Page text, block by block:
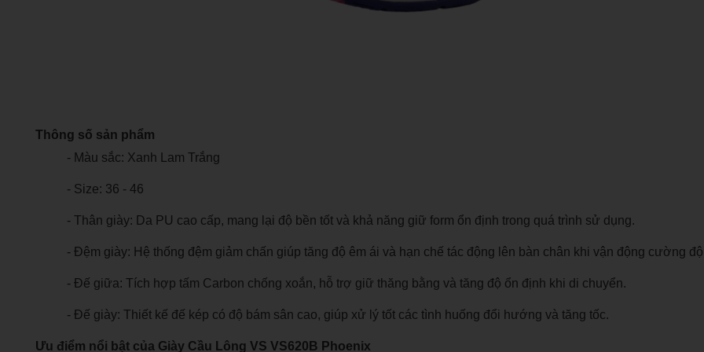
Thông số sản phẩm
- Màu sắc: Xanh Lam Trắng
- Size: 36 - 46
- Thân giày: Da PU cao cấp, mang lại độ bền tốt và khả năng giữ form ổn định trong quá trình sử dụng.
- Đệm giày: Hệ thống đệm giảm chấn giúp tăng độ êm ái và hạn chế tác động lên bàn chân khi vận động cường
- Đế giữa: Tích hợp tấm Carbon chống xoắn, hỗ trợ giữ thăng bằng và tăng độ ổn định khi di chuyển.
- Đế giày: Thiết kế đế kép có độ bám sân cao, giúp xử lý tốt các tình huống đổi hướng và tăng tốc.
Ưu điểm nổi bật của Giày Cầu Lông VS VS620B Phoenix